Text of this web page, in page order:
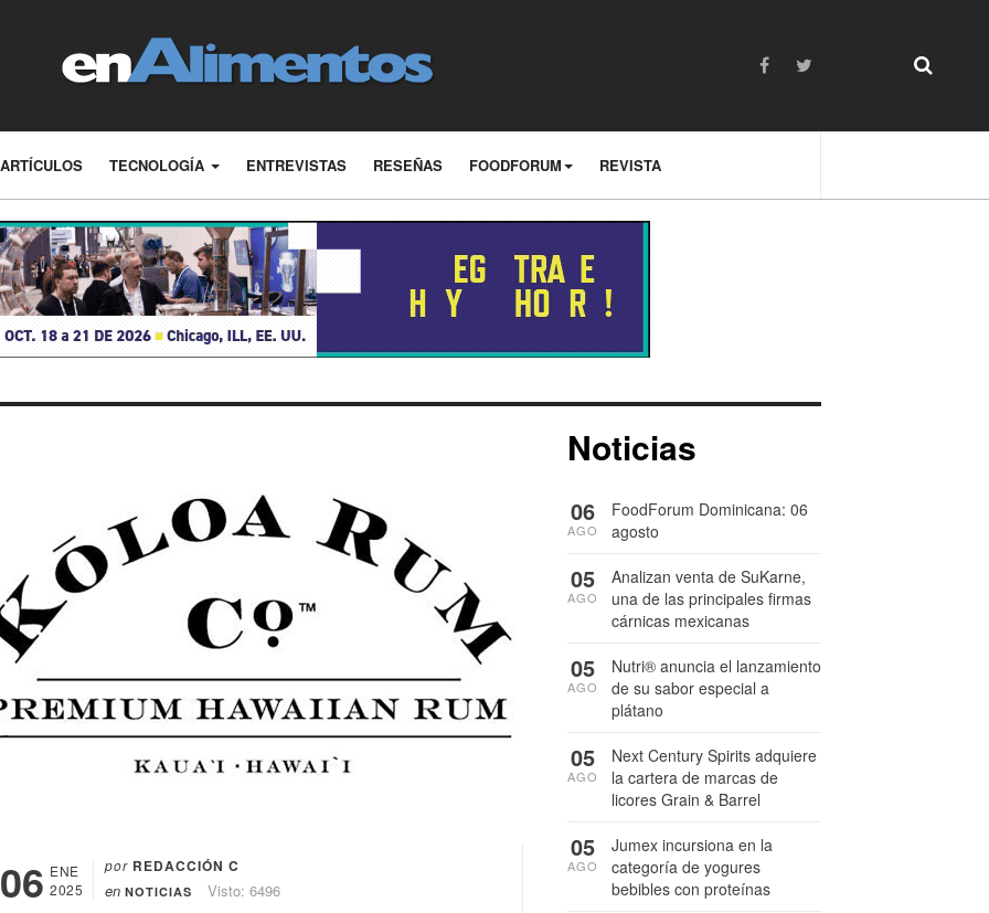
ARTÍCULOS TECNOLOGÍA ENTREVISTAS RESEÑAS FOODFORUM REVISTA
06 ENE
2025
por REDACCIÓN C
en NOTICIAS Visto: 6496
Noticias
FoodForum Dominicana: 06
agosto
06
AGO
Analizan venta de SuKarne,
una de las principales firmas
cárnicas mexicanas
05
AGO
Nutri® anuncia el lanzamiento
de su sabor especial a
plátano
05
AGO
Next Century Spirits adquiere
la cartera de marcas de
licores Grain & Barrel
05
AGO
Jumex incursiona en la
categoría de yogures
bebibles con proteínas
05
AGO